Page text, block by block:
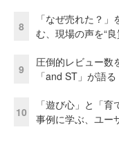
8
「なぜ売れた？
む、現場の声を“
9
圧倒的レビュー数
「and ST」が語る
10
「遊び心」と「
事例に学ぶ、ユー